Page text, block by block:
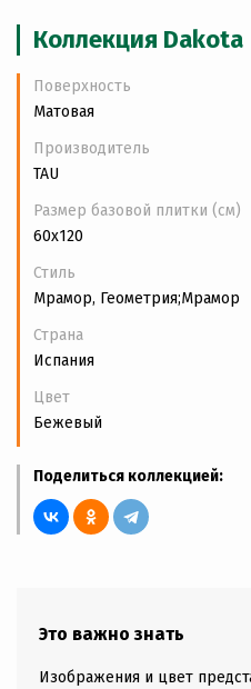
Коллекция Dakota
Поверхность
Матовая
Производитель
TAU
Размер базовой плитки (см)
60x120
Стиль
Мрамор, Геометрия;Мрамор
Страна
Испания
Цвет
Бежевый
Поделиться коллекцией:
Это важно знать
Изображения и цвет